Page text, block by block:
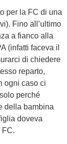
per la FC di una
Fino all’ultimo
a fianco alla
(infatti faceva il
di chiedere
reparto,
ogni caso ci
perché
della bambina
doveva
FC.